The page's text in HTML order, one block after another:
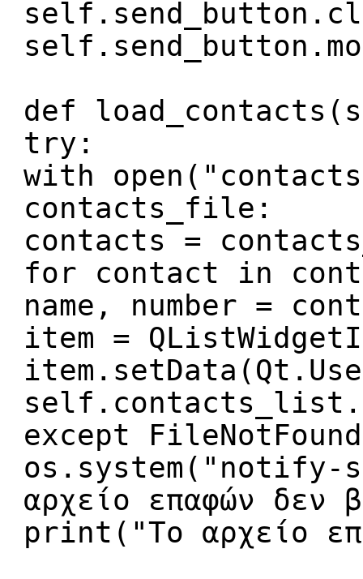
def
try:
with
contacts_file:
contacts =
for contact in
name, number =
item =
except
os.system("notify-
αρχείο επαφών δεν
print("Το αρχείο